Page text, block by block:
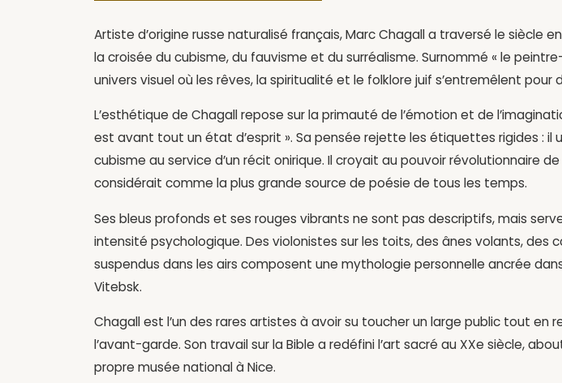
Artiste d’origine russe naturalisé français, Marc Chagall a traversé le siècle
la croisée du cubisme, du fauvisme et du surréalisme. Surnommé « le
univers visuel où les rêves, la spiritualité et le folklore juif s’entremêlent pour
L’esthétique de Chagall repose sur la primauté de l’émotion et de
est avant tout un état d’esprit ». Sa pensée rejette les étiquettes rigides : il
cubisme au service d’un récit onirique. Il croyait au pouvoir révolutionnaire de
considérait comme la plus grande source de poésie de tous les temps.
Ses bleus profonds et ses rouges vibrants ne sont pas descriptifs, mais
intensité psychologique. Des violonistes sur les toits, des ânes volants, des
suspendus dans les airs composent une mythologie personnelle ancrée
Vitebsk.
Chagall est l’un des rares artistes à avoir su toucher un large public tout en
l’avant-garde. Son travail sur la Bible a redéfini l’art sacré au XXe siècle,
propre musée national à Nice.